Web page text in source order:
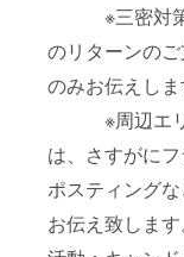
※三密対策
のリターンの
のみお伝えしま
※周辺エリ
は、さすがに
ポスティング
お伝え致します